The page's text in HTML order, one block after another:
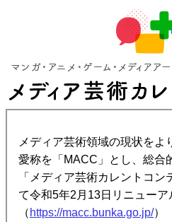
メディア芸術領域の現状をよ
愛称を「MACC」とし、総合
「メディア芸術カレントコ
て令和5年2月13日リニューア
（ https://macc.bunka.go.jp/）